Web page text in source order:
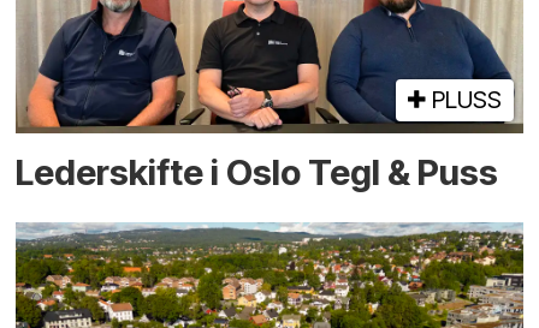
PLUSS
Lederskifte i Oslo Tegl & Puss